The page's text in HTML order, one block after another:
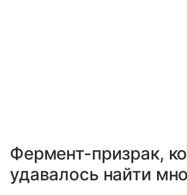
Фермент-призрак,
удавалось найти